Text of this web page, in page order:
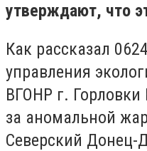
утверждают, что
Как рассказал
управления
ВГОНР г.
за аномальной
Северский Донец-